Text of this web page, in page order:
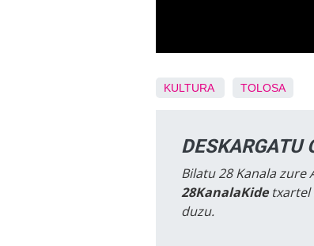
KULTURA TOLOSA
DESKARGATU
Bilatu 28 Kanala zure
28KanalaKidetxartel
duzu.